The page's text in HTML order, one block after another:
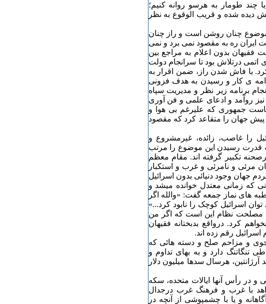
چند طومار به هرسو روانه کنیم؛
دیده شده و قریب الوقوع به نظر
چنان روشن است و راز چنان
ایران ره به مقصود نمی برد و نمی
فقیهان بدون اعلام به مراجع بین
اتمی درتلاش بود تا سرانجام دولت
با فاش شدن راز، ضمن اقرار به
ی کار و رسیدن به هدف فزونی
برنامه زیر نظر و مدیریت سپاه
روآمد و ادعای علمی و فن آوری
جمهوری که علیرغم بی هوا و
پیش جهان را متقاعد کرد که مقصود
را غاصب، زائده، غیرمشروع و
قدرت رسیدن این موضوع را مرتب
تکبیر گرفته اند. مقام معظم
مرئی و نامرئی و غرب و استکبار
جهان وجود دنیائی بدون اسرائیل
که زمانی معتدل خوانده میشد و
های نماز جمعه گفت: «والله اگر
اسرائیل کوچک را نابود کرد...»
نظام این است که اگر من
کرد. درواقع بدبختانه فقیهان
رقم زده اند.
و مزاحم صلح و دسته هائی که
تنگاتنگ دارد و به بهای تداوم و
هرسال سدها میلیون دلار
و در رأس آنها ایالات متحده، سکه
با غرب و فرهنگ غرب درجدال
و یا با چشمپوشی از آنچه در